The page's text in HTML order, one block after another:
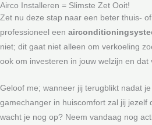
Airco Installeren = Slimste Zet Ooit!
Zet nu deze stap naar een beter thuis-
professioneel een
niet; dit gaat niet alleen om verkoeling
ook om investeren in jouw welzijn en dat
Geloof me; wanneer jij terugblikt nadat
gamechanger in huiscomfort zal jij jezelf
wacht je nog op? Neem vandaag nog